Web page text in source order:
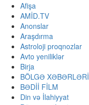
Afişa
AMİD.TV
Anonslar
Araşdırma
Astroloji proqnozlar
Avto yeniliklər
Birja
BÖLGƏ XƏBƏRLƏRİ
BƏDİİ FİLM
Din və İlahiyyat